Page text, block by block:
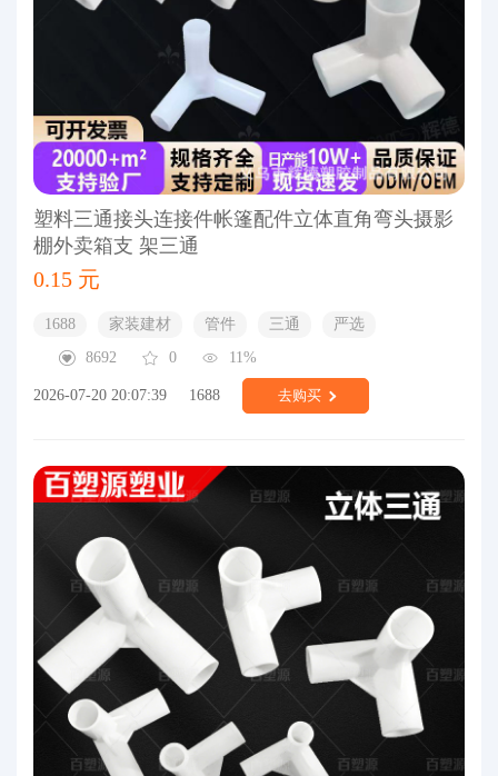
塑料三通接头连接件帐篷配件立体直角弯头摄影
棚外卖箱支 架三通
0.15 元
1688 家装建材 管件 三通
严选
8692
0 11%
2026-07-20 20:07:39 1688 去购买